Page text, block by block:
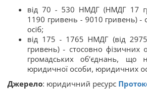
від 70 - 530 НМДГ (НМДГ 17
1190 гривень - 9010 гривень) -
осіб;
від 175 - 1765 НМДГ (від
гривень) - стосовно фізичних
громадських об’єднань, що
юридичної особи, юридичних
​​Джерело: юридичний ресурс